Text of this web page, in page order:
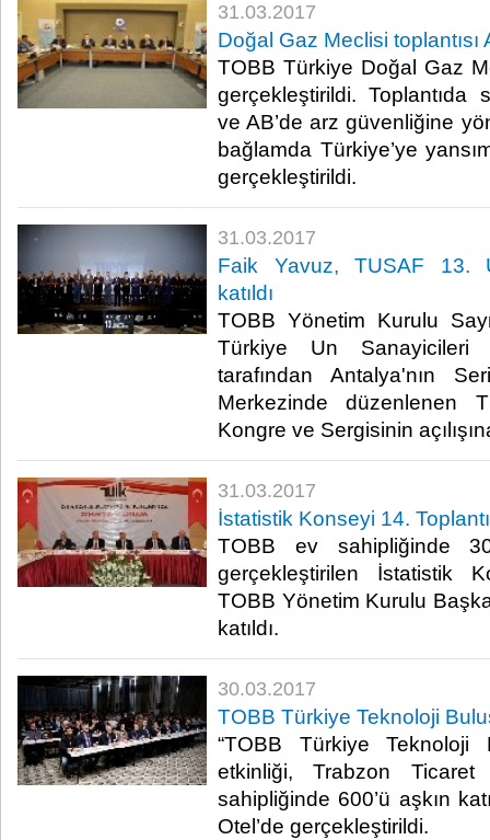
31.03.2017
Doğal Gaz Meclisi
TOBB Türkiye Doğal Gaz
gerçekleştirildi. Toplantıda
ve AB’de arz güvenliğine
bağlamda Türkiye’ye
gerçekleştirildi.​
31.03.2017
Faik Yavuz, TUSAF 13.
katıldı
TOBB Yönetim Kurulu
Türkiye Un Sanayicileri
tarafından Antalya'nın
Merkezinde düzenlenen
Kongre ve Sergisinin
31.03.2017
İstatistik Konseyi 14.
TOBB ev sahipliğinde
gerçekleştirilen İstatistik
TOBB Yönetim Kurulu
katıldı. ​
30.03.2017
TOBB Türkiye Teknoloji
“TOBB Türkiye Teknoloji
etkinliği, Trabzon
sahipliğinde 600’ü aşkın
Otel’de gerçekleştirildi.​